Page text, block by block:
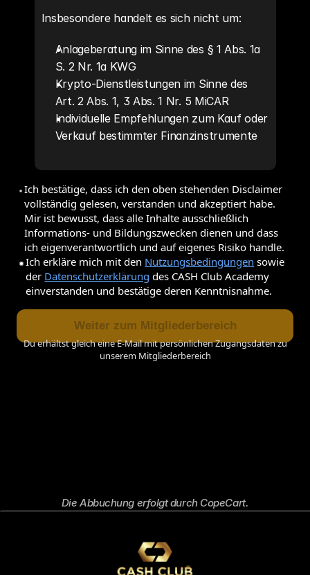
Insbesondere handelt es sich nicht um:
Anlageberatung im Sinne des § 1 Abs. 1a
S. 2 Nr. 1a KWG
Krypto-Dienstleistungen im Sinne des
Art. 2 Abs. 1, 3 Abs. 1 Nr. 5 MiCAR
Individuelle Empfehlungen zum Kauf oder
Verkauf bestimmter Finanzinstrumente
Jede Anlageentscheidung treffen Sie
eigenverantwortlich und auf eigenes
Risiko. Vor jeder Investition sollten Sie:
Eigene Recherchen durchführen (DYOR –
Do Your Own Research);
Ihre persönliche Risikobereitschaft,
finanzielle Situation und Anlageziele
prüfen;
Bei Bedarf qualifizierte, zugelassene
Finanz-, Steuer- oder Rechtsberater
Die bereitgestellten Informationen werden
nach bestem Wissen erstellt, erheben
Ich bestätige, dass ich den oben stehenden Disclaimer
vollständig gelesen, verstanden und akzeptiert habe.
Mir ist bewusst, dass alle Inhalte ausschließlich
Informations- und Bildungszwecken dienen und dass
ich eigenverantwortlich und auf eigenes Risiko handle.
Ich erkläre mich mit den Nutzungsbedingungen sowie
der Datenschutzerklärung des CASH Club Academy
einverstanden und bestätige deren Kenntnisnahme.
Weiter zum Mitgliederbereich
Du erhältst gleich eine E-Mail mit persönlichen Zugangsdaten zu
unserem Mitgliederbereich
Die Abbuchung erfolgt durch CopeCart.